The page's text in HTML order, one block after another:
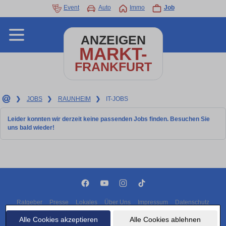
Alle Cookies akzeptieren Alle Cookies ablehnen
Event Auto Immo Job
ANZEIGEN
MARKT-
FRANKFURT
❯ JOBS ❯ RAUNHEIM ❯ IT-JOBS
Leider konnten wir derzeit keine passenden Jobs finden. Besuchen Sie
uns bald wieder!
Ratgeber Presse Lokales Über Uns Impressum Datenschutz